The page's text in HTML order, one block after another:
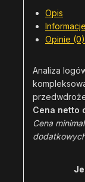
Opis
Opinie (0)
Analiza
Cena netto
Cena